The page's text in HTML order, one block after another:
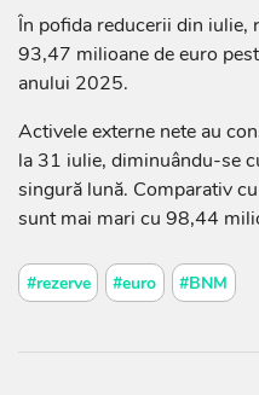
În pofida reducerii din iulie,
93,47 milioane de euro
anului 2025.
Activele externe nete au
la 31 iulie, diminuându-se
singură lună. Comparativ
sunt mai mari cu 98,44
#rezerve #euro #BNM